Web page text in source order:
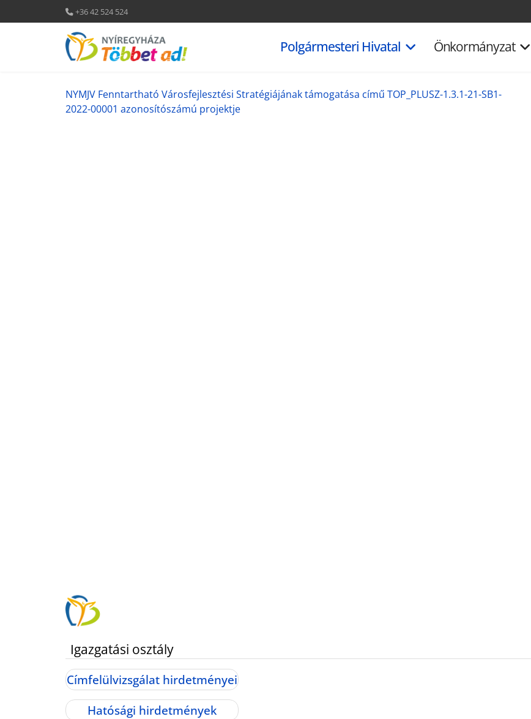
+36 42 524 524
Polgármesteri Hivatal Önkormányzat
NYMJV Fenntartható Városfejlesztési Stratégiájának támogatása című TOP_PLUSZ-1.3.1-21-SB1-
2022-00001 azonosítószámú projektje
Igazgatási osztály
Címfelülvizsgálat hirdetményei
Hatósági hirdetmények